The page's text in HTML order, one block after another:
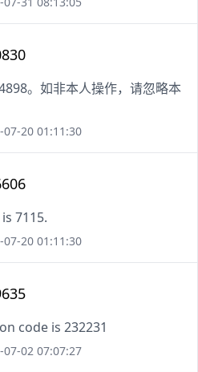
。如非本人操作，请忽略本
07-20 01:11:30
7115.
07-20 01:11:30
code is 232231
07-02 07:07:27